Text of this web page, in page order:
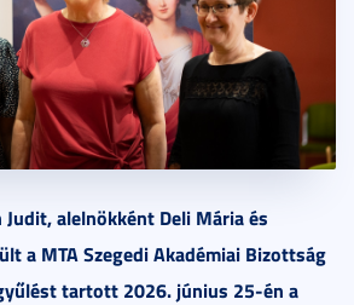
alelnökként Deli Mária és
a MTA Szegedi Akadémiai Bizottság
tartott 2026. június 25-én a